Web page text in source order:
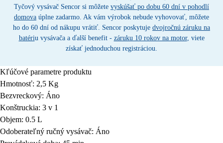
Tyčový vysávač Sencor si môžete vyskúšať po dobu 60 dní v pohodlí
domova úplne zadarmo. Ak vám výrobok nebude vyhovovať, môžete
ho do 60 dní od nákupu vrátiť. Sencor poskytuje dvojročnú záruku na
batériu vysávača a ďalší benefit - záruku 10 rokov na motor, viete
získať jednoduchou registráciou.
Kľúčové parametre produktu
Hmotnosť: 2,5 Kg
Bezvreckový: Áno
Konštruckia: 3 v 1
Objem: 0.5 L
Odoberateľný ručný vysávač: Áno